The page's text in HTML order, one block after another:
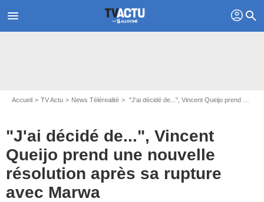
menu profil search
Accueil TV Actu News Télérealité "J'ai décidé de...", Vincent Queijo prend une nouvelle résolution après sa rupture avec Marwa
"J'ai décidé de...", Vincent
Queijo prend une nouvelle
résolution après sa rupture
avec MarwaCapture d'écran Instagram @vincentqueijo